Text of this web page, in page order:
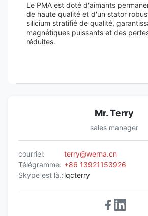
Le PMA est doté d'aimants
de haute qualité et d'un stator
silicium stratifié de qualité,
magnétiques puissants et des
réduites.
Mr. Terry
sales manager
courriel:
terry@werna.cn
Télégramme: +86 13921153926
Skype est là.:lqcterry